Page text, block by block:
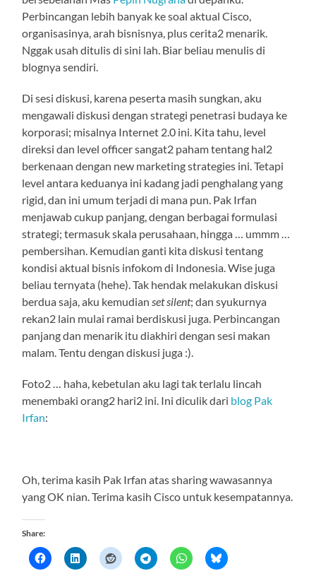
Perbincangan lebih banyak ke soal aktual Cisco,
organisasinya, arah bisnisnya, plus cerita2 menarik.
Nggak usah ditulis di sini lah. Biar beliau menulis di
blognya sendiri.
Di sesi diskusi, karena peserta masih sungkan, aku
mengawali diskusi dengan strategi penetrasi budaya ke
korporasi; misalnya Internet 2.0 ini. Kita tahu, level
direksi dan level officer sangat2 paham tentang hal2
berkenaan dengan new marketing strategies ini. Tetapi
level antara keduanya ini kadang jadi penghalang yang
rigid, dan ini umum terjadi di mana pun. Pak Irfan
menjawab cukup panjang, dengan berbagai formulasi
strategi; termasuk skala perusahaan, hingga … ummm …
pembersihan. Kemudian ganti kita diskusi tentang
kondisi aktual bisnis infokom di Indonesia. Wise juga
beliau ternyata (hehe). Tak hendak melakukan diskusi
berdua saja, aku kemudian set silent; dan syukurnya
rekan2 lain mulai ramai berdiskusi juga. Perbincangan
panjang dan menarik itu diakhiri dengan sesi makan
malam. Tentu dengan diskusi juga :).
Foto2 … haha, kebetulan aku lagi tak terlalu lincah
menembaki orang2 hari2 ini. Ini diculik dari blog Pak
Irfan:
Oh, terima kasih Pak Irfan atas sharing wawasannya
yang OK nian. Terima kasih Cisco untuk kesempatannya.
Share: